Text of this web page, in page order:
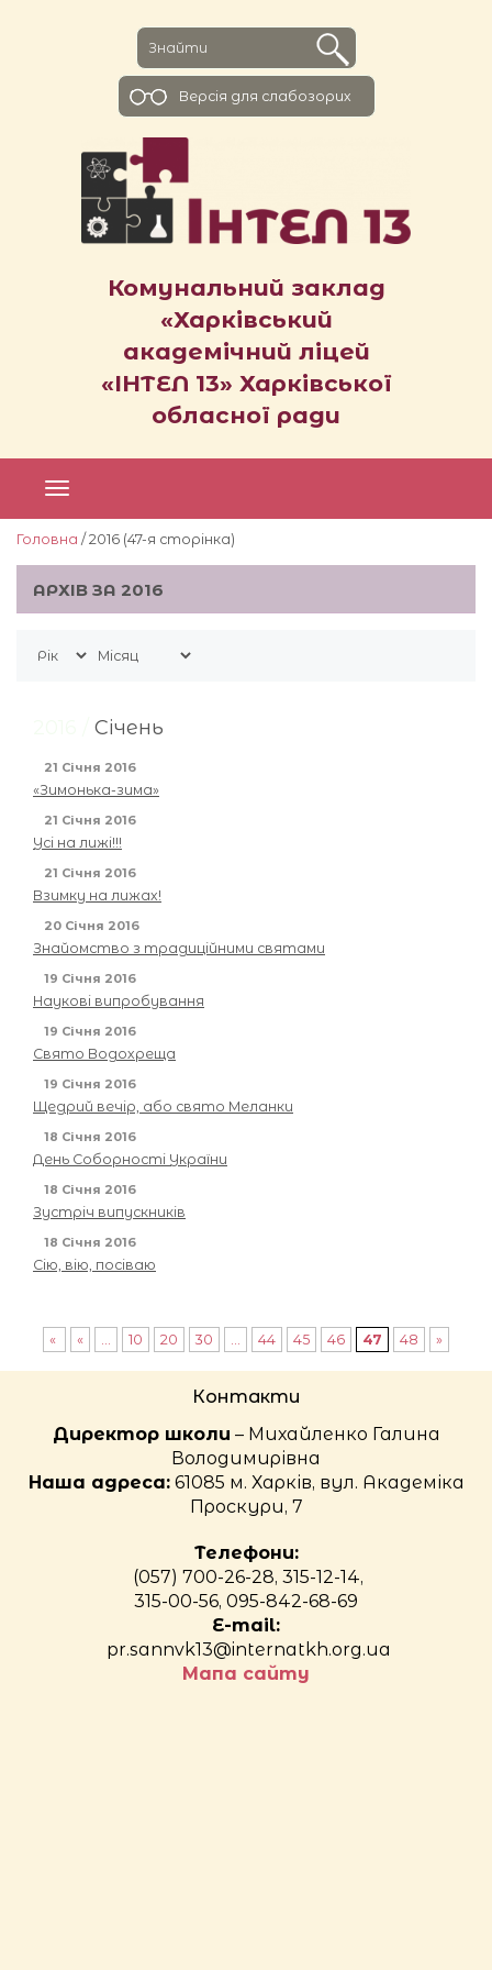
Комунальний заклад
«Харківський
академічний ліцей
«ІНТЕЛ 13» Харківської
обласної ради
Версiя для слабозорих
Головна / 2016 (47-я сторiнка)
АРХІВ ЗА 2016
Січень
21 Січня 2016
«Зимонька-зима»
21 Січня 2016
Усі на лижі!!!
21 Січня 2016
Взимку на лижах!
20 Січня 2016
Знайомство з традиційними святами
19 Січня 2016
Наукові випробування
19 Січня 2016
Свято Водохреща
19 Січня 2016
Щедрий вечір, або свято Меланки
18 Січня 2016
День Соборності України
18 Січня 2016
Зустріч випускників
18 Січня 2016
Сію, вію, посіваю
« « 10 20 30 44 45 46 47 48 »
Контакти
Директор школи – Михайленко Галина
Володимирівна
Наша адреса:61085 м. Харків, вул. Академіка
Проскури, 7
Телефони:
(057) 700-26-28, 315-12-14,
315-00-56, 095-842-68-69
E-mail:
pr.sannvk13@internatkh.org.ua
Мапа сайту